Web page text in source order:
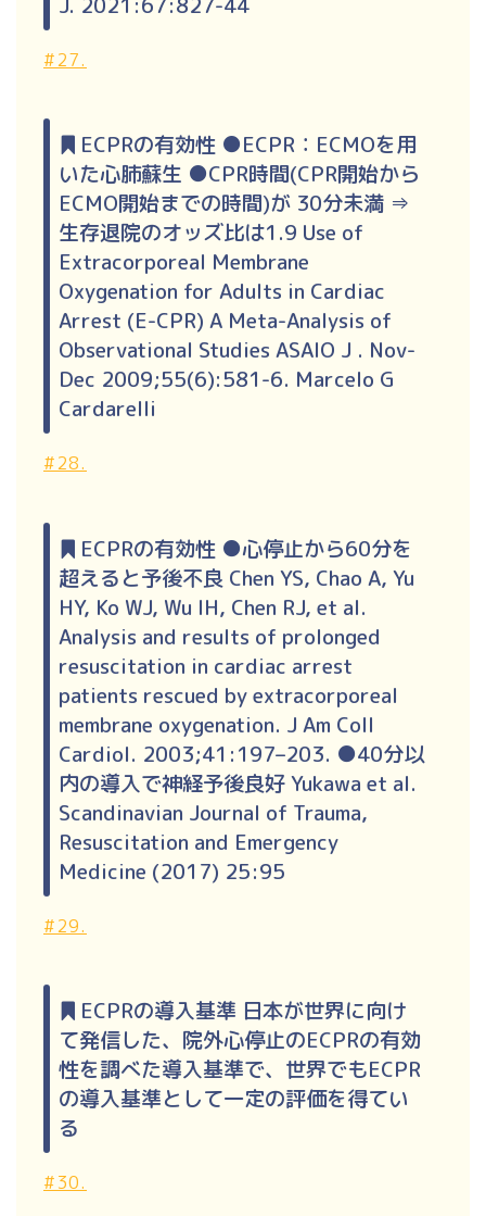
#27.
ECPRの有効性 ●ECPR：ECMOを用
いた心肺蘇生 ●CPR時間(CPR開始から
ECMO開始までの時間)が 30分未満 ⇒
生存退院のオッズ比は1.9 Use of
Extracorporeal Membrane
Oxygenation for Adults in Cardiac
Arrest (E-CPR) A Meta-Analysis of
Observational Studies ASAIO J . Nov-
Dec 2009;55(6):581-6. Marcelo G
Cardarelli
#28.
ECPRの有効性 ●心停止から60分を
超えると予後不良 Chen YS, Chao A, Yu
HY, Ko WJ, Wu IH, Chen RJ, et al.
Analysis and results of prolonged
resuscitation in cardiac arrest
patients rescued by extracorporeal
membrane oxygenation. J Am Coll
Cardiol. 2003;41:197–203. ●40分以
内の導入で神経予後良好 Yukawa et al.
Scandinavian Journal of Trauma,
Resuscitation and Emergency
Medicine (2017) 25:95
#29.
ECPRの導入基準 日本が世界に向け
て発信した、院外心停止のECPRの有効
性を調べた導入基準で、世界でもECPR
の導入基準として一定の評価を得てい
る
#30.